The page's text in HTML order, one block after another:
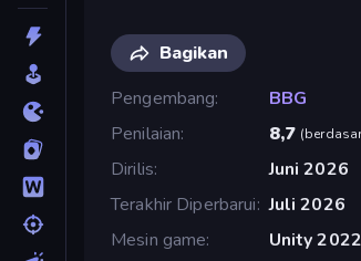
Bagikan
Pengembang
BBG
Penilaian
8,7 (
Dirilis
Juni 2026
Terakhir Diperbarui Juli 2026
Mesin game
Unity 2022